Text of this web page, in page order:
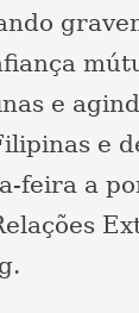
e
e
feira a